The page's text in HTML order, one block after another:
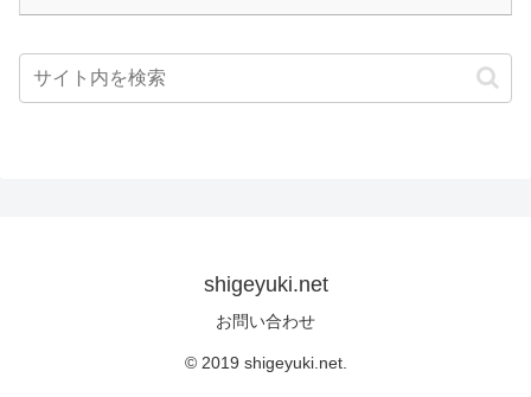
shigeyuki.net
お問い合わせ
© 2019 shigeyuki.net.